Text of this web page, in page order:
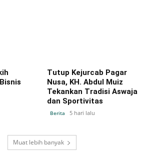
Tutup Kejurcab Pagar
Nusa, KH. Abdul Muiz
Tekankan Tradisi Aswaja
dan Sportivitas
Berita 5 hari lalu
Muat lebih banyak